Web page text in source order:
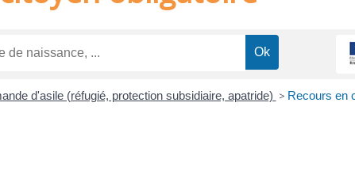
d'asile (réfugié, protection subsidiaire, apatride) > Recours en